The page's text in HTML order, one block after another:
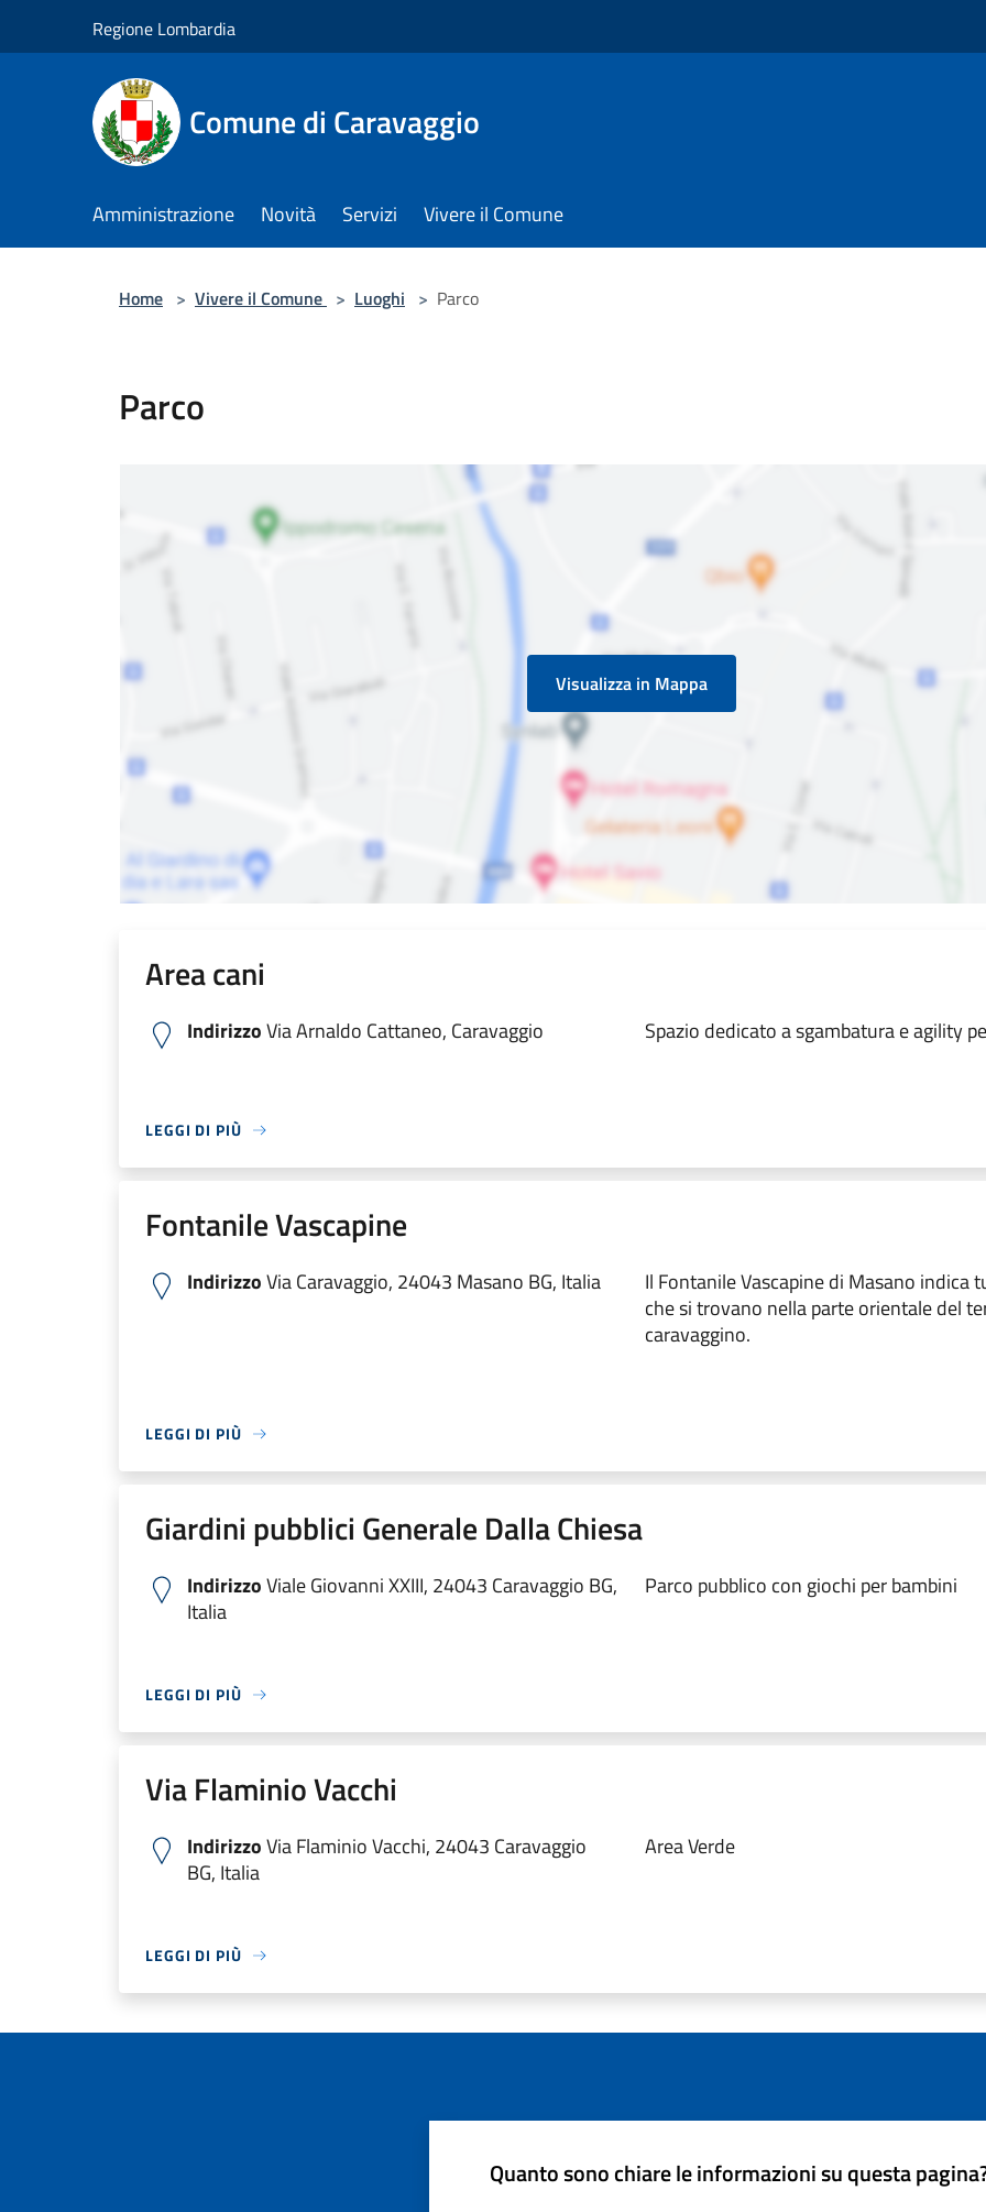
Regione Lombardia
Comune di Caravaggio
Amministrazione Novità Servizi Vivere il Comune
Home > Vivere il Comune > Luoghi > Parco
Parco
Visualizza in Mappa
Area cani
IndirizzoVia Arnaldo Cattaneo, Caravaggio Spazio dedicato a sgambatura e agility
LEGGI DI PIÙ
Fontanile Vascapine
IndirizzoVia Caravaggio, 24043 Masano BG, Italia
Il Fontanile Vascapine di Masano indica
che si trovano nella parte orientale del
caravaggino.
LEGGI DI PIÙ
Giardini pubblici Generale Dalla Chiesa
IndirizzoViale Giovanni XXIII, 24043 Caravaggio BG,
Italia
Parco pubblico con giochi per bambini
LEGGI DI PIÙ
Via Flaminio Vacchi
IndirizzoVia Flaminio Vacchi, 24043 Caravaggio
BG, Italia
Area Verde
LEGGI DI PIÙ
Quanto sono chiare le informazioni su questa